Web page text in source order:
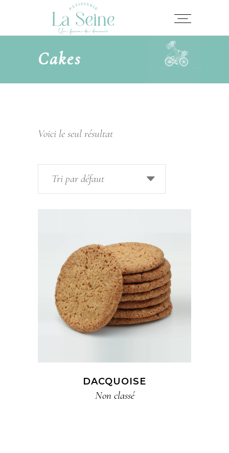
Cakes
Voici le seul résultat
Tri par défaut
DACQUOISE
Non classé